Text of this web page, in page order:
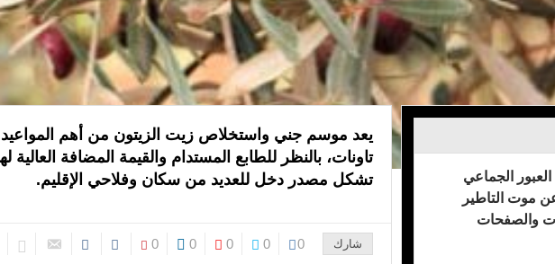
يعد موسم جني واستخلاص زيت الزيتون من أهم المواعيد
تاونات، بالنظر للطابع المستدام والقيمة المضافة العالية
تشكل مصدر دخل للعديد من سكان وفلاحي الإقليم.
شارك 0
0
0
0
0
الجماعي
موت التاطير
والصفحات